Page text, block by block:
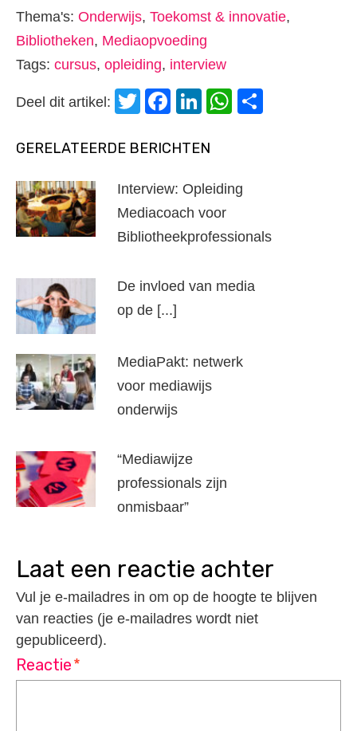
Thema's: Onderwijs, Toekomst & innovatie,
Bibliotheken, Mediaopvoeding
Tags: cursus, opleiding, interview
Deel dit artikel: Twitter
Facebook
LinkedIn
WhatsApp
GERELATEERDE BERICHTEN
Interview: Opleiding
Mediacoach voor
Bibliotheekprofessionals
De invloed van media
op de [...]
MediaPakt: netwerk
voor mediawijs
onderwijs
“Mediawijze
professionals zijn
onmisbaar”
laat een reactie achter
Vul je e-mailadres in om op de hoogte te blijven
van reacties (je e-mailadres wordt niet
gepubliceerd).
Reactie*